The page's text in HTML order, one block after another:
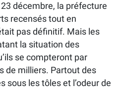
décembre, la préfecture
recensés tout en
pas définitif. Mais les
la situation des
se compteront par
de milliers. Partout des
sous les tôles et l’odeur de